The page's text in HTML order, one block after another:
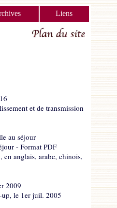
Liens
et de transmission
au séjour
- Format PDF
anglais, arabe, chinois,
2009
le 1er juil. 2005